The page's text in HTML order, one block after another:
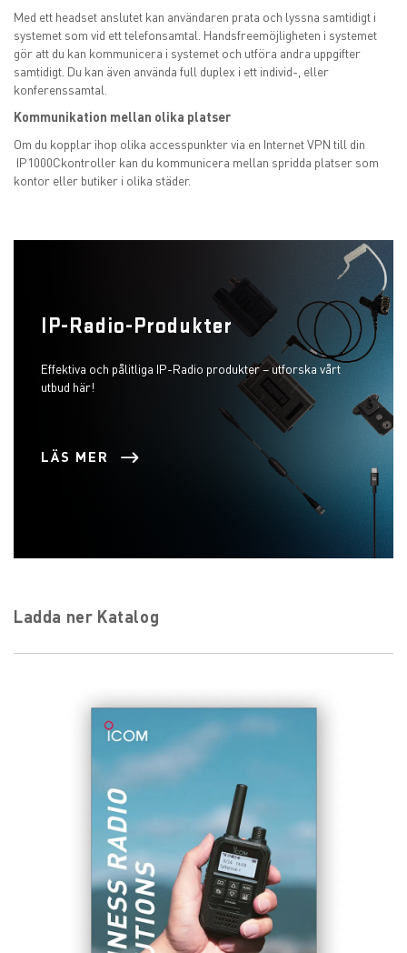
Med ett headset anslutet kan användaren prata och lyssna samtidigt i
systemet som vid ett telefonsamtal. Handsfreemöjligheten i systemet
gör att du kan kommunicera i systemet och utföra andra uppgifter
samtidigt. Du kan även använda full duplex i ett individ-, eller
konferenssamtal.
Kommunikation mellan olika platser
Om du kopplar ihop olika accesspunkter via en Internet VPN till din
IP1000Ckontroller kan du kommunicera mellan spridda platser som
kontor eller butiker i olika städer.
IP-Radio-Produkter
Effektiva och pålitliga IP-Radio produkter – utforska vårt
utbud här!
LÄS MER
Ladda ner Katalog